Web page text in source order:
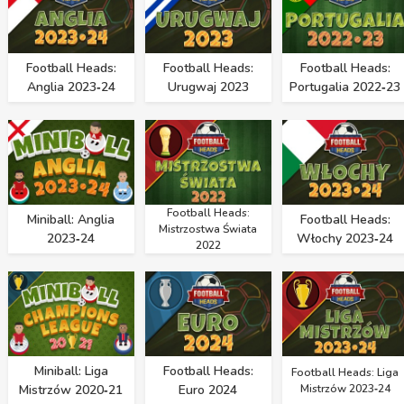
Football Heads:
Anglia 2023‑24
Football Heads:
Urugwaj 2023
Football Heads:
Portugalia 2022‑23
Miniball: Anglia
2023‑24
Football Heads:
Mistrzostwa Świata
2022
Football Heads:
Włochy 2023‑24
Miniball: Liga
Mistrzów 2020‑21
Football Heads:
Euro 2024
Football Heads: Liga
Mistrzów 2023‑24